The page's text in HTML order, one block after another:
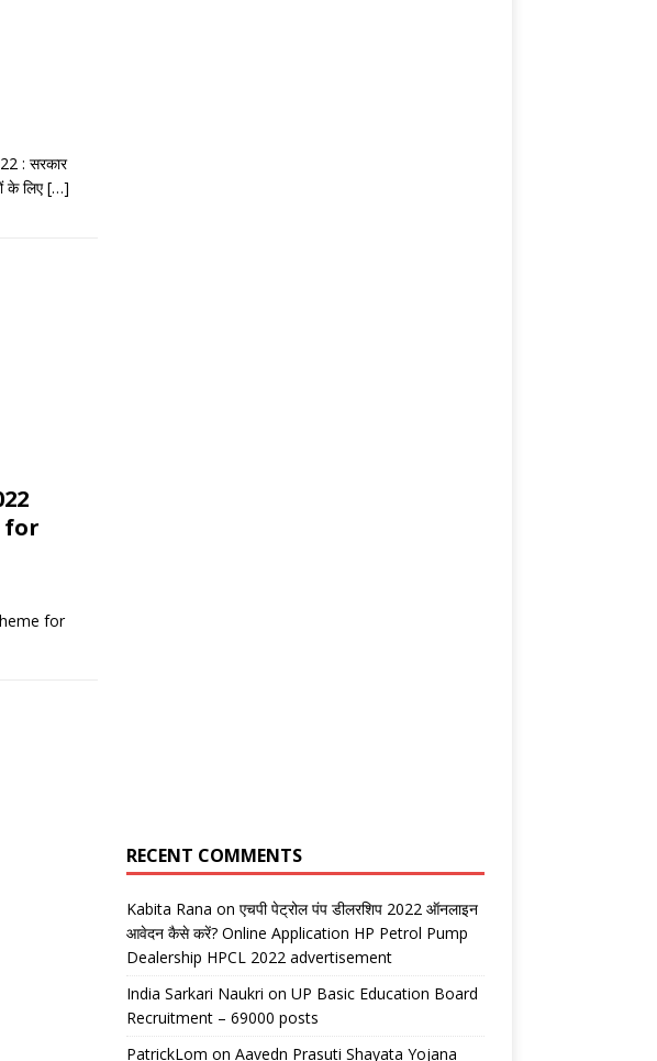
: सरकार
के लिए[…]
for
for
RECENT COMMENTS
Kabita Rana on एचपी पेट्रोल पंप डीलरशिप 2022 ऑनलाइन
आवेदन कैसे करें? Online Application HP Petrol Pump
Dealership HPCL 2022 advertisement
India Sarkari Naukri on UP Basic Education Board
Recruitment – 69000 posts
PatrickLom on Aavedn Prasuti Shayata Yojana